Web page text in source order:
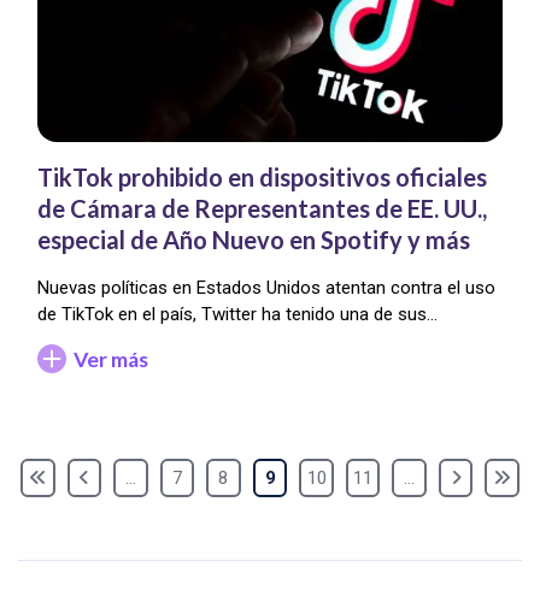
TikTok prohibido en dispositivos oficiales
de Cámara de Representantes de EE. UU.,
especial de Año Nuevo en Spotify y más
Nuevas políticas en Estados Unidos atentan contra el uso
de TikTok en el país, Twitter ha tenido una de sus…
Ver más
... 7 8 9 10 11 ...